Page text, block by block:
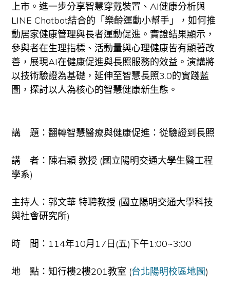
上市。進一步分享智慧穿戴裝置、AI健康分析與
LINE Chatbot結合的「樂齡運動小幫手」，如何推
動居家健康管理與長者運動促進。實證結果顯示，
參與者在生理指標、活動量與心理健康皆有顯著改
善，展現AI在健康促進與長照服務的效益。演講將
以技術驗證為基礎，延伸至智慧長照3.0的實踐藍
圖，探討以人為核心的智慧健康新生態。
講 題：翻轉智慧醫療與健康促進：從驗證到長照
講 者：陳右穎 教授 (國立陽明交通大學生醫工程
學系)
主持人：郭文華 特聘教授 (國立陽明交通大學科技
與社會研究所)
時 間：114年10月17日(五)下午1:00~3:00
地 點：知行樓2樓201教室 (台北陽明校區地圖)